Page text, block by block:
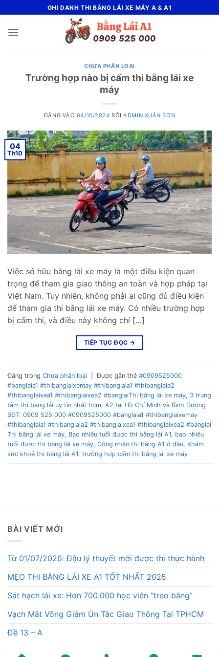
qua
nội
GHI DANH THI BẰNG LÁI XE MÁY A & A1
CHƯA PHÂN LOẠI
Trường hợp nào bị cấm thi bằng lái xe
máy
ĐĂNG VÀO 04/10/2024 BỞIADMIN XUÂN SƠN
04
Th10
Việc sở hữu bằng lái xe máy là một điều kiện quan
trọng để tham gia giao thông an toàn và hợp pháp tại
Việt Nam. Tuy nhiên, không phải ai cũng đủ điều kiện
để tham gia thi bằng lái xe máy. Có nhiều trường hợp
bị cấm thi, và điều này không chỉ […]
TIẾP TỤC ĐỌC →
Đăng trong Chưa phân loại Được gắn thẻ #0909525000
#banglaia1 #thibanglaixemay #thibanglaia1 #thibanglaia2
#thibanglaixea1 #thibanglaixea2 #banglaiThi bằng lái xe máy, 3 trung
tâm thi bằng lái uy tín nhất hcm, A2 tại Hồ Chí Minh và Bình Dương
SĐT: 0909 525 000 #0909525000 #banglaia1 #thibanglaixemay
#thibanglaia1 #thibanglaia2 #thibanglaixea1 #thibanglaixea2 #banglai
Thi bằng lái xe máy, Bao nhiêu tuổi được thi bằng lái A1, bao nhiêu
tuổi được thi bằng lái xe máy, Công nhân thi bằng A1 ở đâu, Khám
sức khoẻ thi bằng lái A1, trường hợp cấm thi bằng lái xe máy
BÀI VIẾT MỚI
Từ 01/07/2026: Đậu lý thuyết mới được thi thực hành
MẸO THI BẰNG LÁI XE A1 TỐT NHẤT 2025
Sát hạch lái xe: Hơn 700.000 học viên “treo bằng”
Vạch Mắt Võng Giảm Ùn Tắc Giao Thông Tại TPHCM
Đề 13 – A